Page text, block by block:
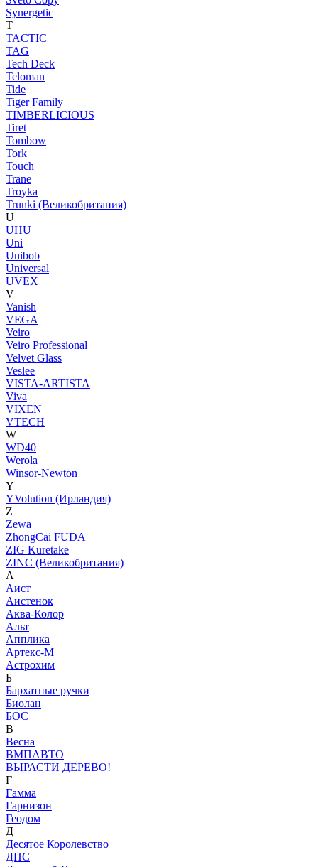
Synergetic
T
TACTIC
TAG
Tech Deck
Teloman
Tide
Tiger Family
TIMBERLICIOUS
Tiret
Tombow
Tork
Touch
Trane
Troyka
Trunki (Великобритания)
U
UHU
Uni
Unibob
Universal
UVEX
V
Vanish
VEGA
Veiro
Veiro Professional
Velvet Glass
Veslee
VISTA-ARTISTA
Viva
VIXEN
VTECH
W
WD40
Werola
Winsor-Newton
Y
YVolution (Ирландия)
Z
Zewa
ZhongCai FUDA
ZIG Kuretake
ZINC (Великобритания)
А
Аист
Аистенок
Аква-Колор
Альт
Апплика
Артекс-М
Астрохим
Б
Бархатные ручки
Биолан
БОС
В
Весна
ВМПАВТО
ВЫРАСТИ ДЕРЕВО!
Г
Гамма
Гарнизон
Геодом
Д
Десятое Королевство
ДПС